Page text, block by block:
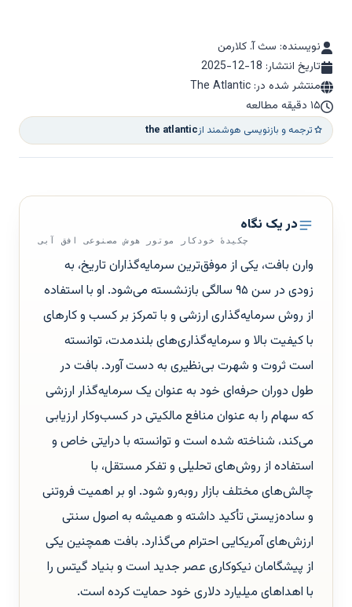
نویسنده: سث آ. کلارمن
تاریخ انتشار: 2025-12-18
منتشر شده در: The Atlantic
۱۵ دقیقه مطالعه
ترجمه و بازنویسی هوشمند ازthe atlantic
در یک نگاه
چکیدهٔ خودکار موتور هوش مصنوعی افق آبی
وارن بافت، یکی از موفق‌ترین سرمایه‌گذاران تاریخ، به
زودی در سن ۹۵ سالگی بازنشسته می‌شود. او با استفاده
از روش سرمایه‌گذاری ارزشی و با تمرکز بر کسب و کارهای
با کیفیت بالا و سرمایه‌گذاری‌های بلندمدت، توانسته
است ثروت و شهرت بی‌نظیری به دست آورد. بافت در
طول دوران حرفه‌ای خود به عنوان یک سرمایه‌گذار ارزشی
که سهام را به عنوان منافع مالکیتی در کسب‌وکار ارزیابی
می‌کند، شناخته شده است و توانسته با درایتی خاص و
استفاده از روش‌های تحلیلی و تفکر مستقل، با
چالش‌های مختلف بازار روبه‌رو شود. او بر اهمیت فروتنی
و ساده‌زیستی تأکید داشته و همیشه به اصول سنتی
ارزش‌های آمریکایی احترام می‌گذارد. بافت همچنین یکی
از پیشگامان نیکوکاری عصر جدید است و بنیاد گیتس را
با اهداهای میلیارد دلاری خود حمایت کرده است.